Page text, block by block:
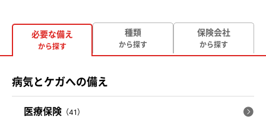
必要な備え
から探す
種類
から探す
保険会社
から探す
病気とケガへの備え
医療保険 （41）